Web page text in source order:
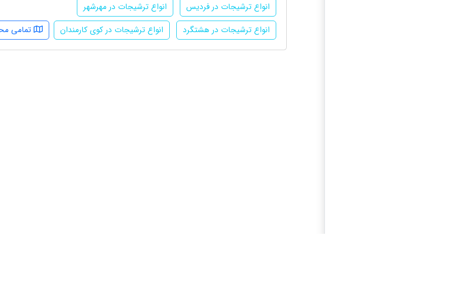
انواع ترشیجات در فردیس
انواع ترشیجات در مهرشهر
انواع ترشیجات در هشتگرد
انواع ترشیجات در کوی کارمندان تمامی